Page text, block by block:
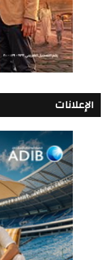
الإعلانات